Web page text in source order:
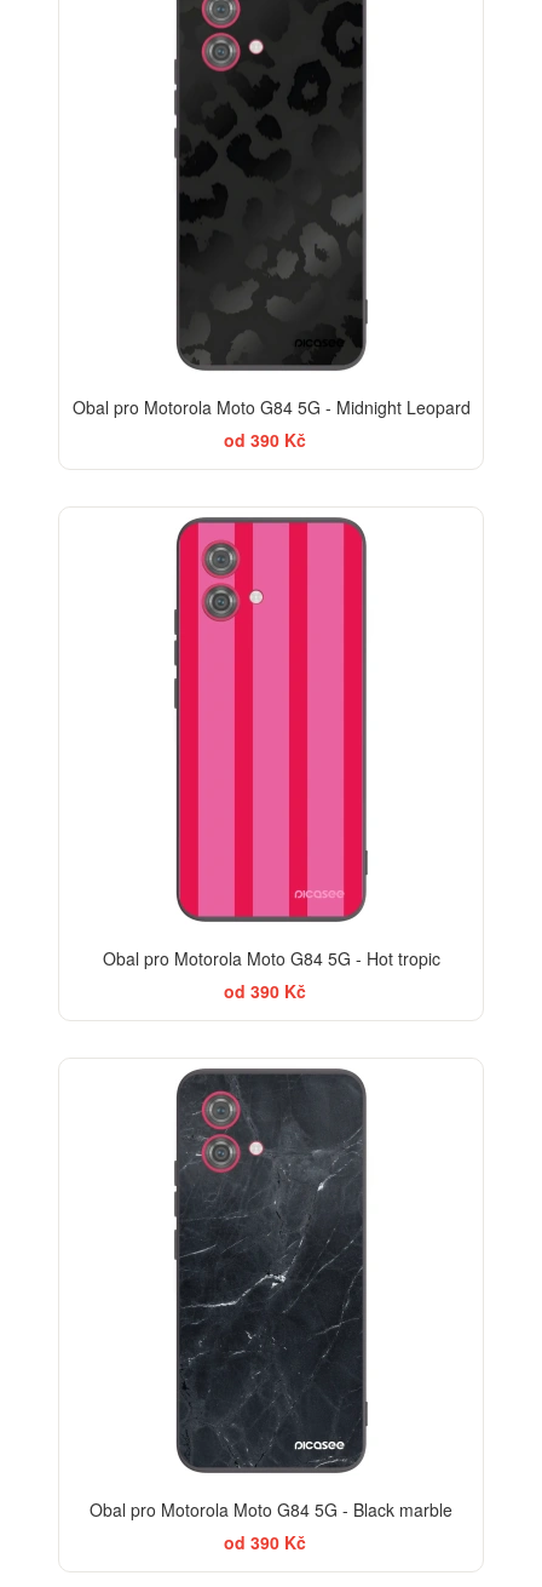
Obal pro Motorola Moto G84 5G - Midnight Leopard
od 390 Kč
Obal pro Motorola Moto G84 5G - Hot tropic
od 390 Kč
Obal pro Motorola Moto G84 5G - Black marble
od 390 Kč